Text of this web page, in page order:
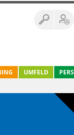
UMFELD